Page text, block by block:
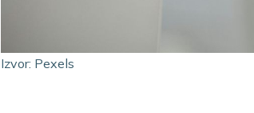
Izvor: Pexels